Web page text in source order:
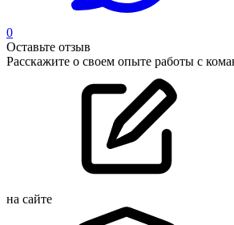
0
Оставьте отзыв
Расскажите о своем опыте работы с
на сайте